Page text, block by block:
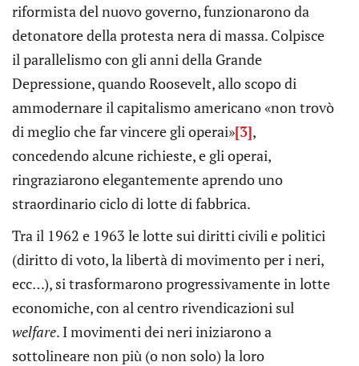
riformista del nuovo governo, funzionarono da
detonatore della protesta nera di massa. Colpisce
il parallelismo con gli anni della Grande
Depressione, quando Roosevelt, allo scopo di
ammodernare il capitalismo americano «non trovò
di meglio che far vincere gli operai»[3],
concedendo alcune richieste, e gli operai,
ringraziarono elegantemente aprendo uno
straordinario ciclo di lotte di fabbrica.
Tra il 1962 e 1963 le lotte sui diritti civili e politici
(diritto di voto, la libertà di movimento per i neri,
ecc…), si trasformarono progressivamente in lotte
economiche, con al centro rivendicazioni sul
welfare. I movimenti dei neri iniziarono a
sottolineare non più (o non solo) la loro